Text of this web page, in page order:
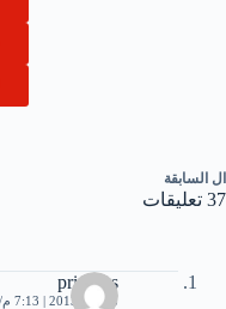
ال السابقة
37 تعليقات
princess
8 مايو، 2013 | 7:13 م